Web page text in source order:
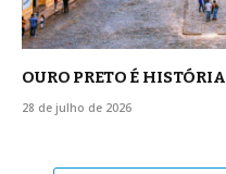
OURO PRETO É HISTÓRIA
28 de julho de 2026